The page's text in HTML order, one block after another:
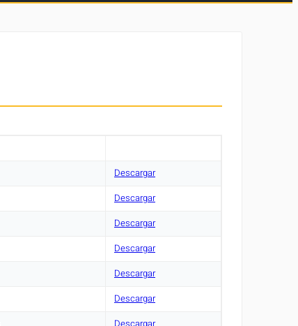
Descargar
Descargar
Descargar
Descargar
Descargar
Descargar